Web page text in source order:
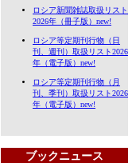
ブックニュース